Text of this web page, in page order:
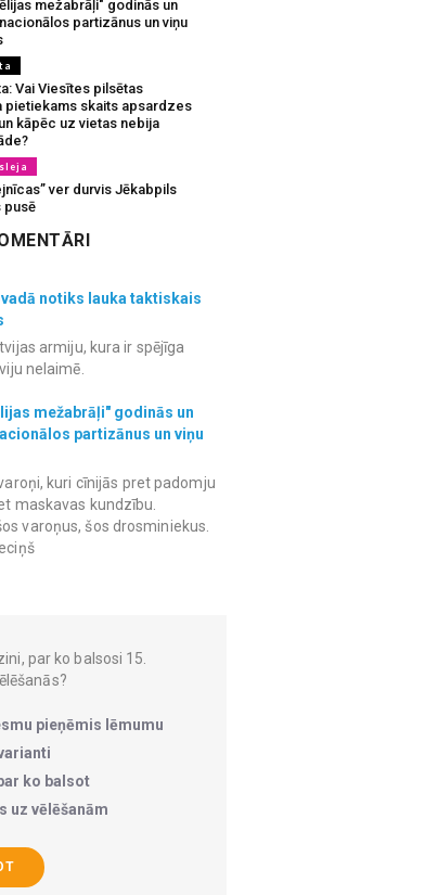
mežabrāļi" godinās un
partizānus un viņu
Vai Viesītes pilsētas
pietiekams skaits apsardzes
kāpēc uz vietas nebija
ver durvis Jēkabpils
pusē
notiks lauka taktiskais
armiju, kura ir spējīga
nelaimē.
mežabrāļi" godinās un
partizānus un viņu
kuri cīnijās pret padomju
maskavas kundzību.
varoņus, šos drosminiekus.
par ko balsosi 15.
pieņēmis lēmumu
ko balsot
uz vēlēšanām